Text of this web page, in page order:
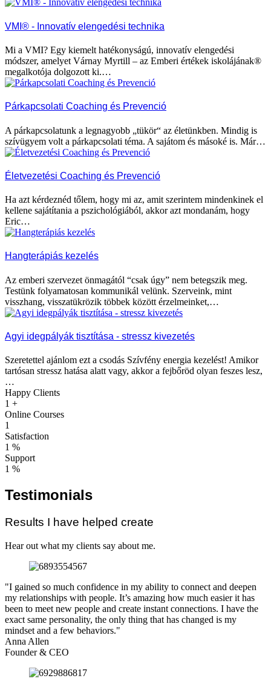
VMI® - Innovatív elengedési technika
Mi a VMI? Egy kiemelt hatékonyságú, innovatív elengedési
módszer, amelyet Várnay Myrtill – az Emberi értékek iskolájának®
megalkotója dolgozott ki.…
Párkapcsolati Coaching és Prevenció
A párkapcsolatunk a legnagyobb „tükör“ az életünkben. Mindig is
szívügyem volt a párkapcsolati téma. A sajátom és másoké is. Már…
Életvezetési Coaching és Prevenció
Ha azt kérdeznéd tőlem, hogy mi az, amit szerintem mindenkinek el
kellene sajátítania a pszichológiából, akkor azt mondanám, hogy
Eric…
Hangterápiás kezelés
Az emberi szervezet önmagától “csak úgy” nem betegszik meg.
Testünk folyamatosan kommunikál velünk. Szerveink, mint
visszhang, visszatükrözik többek között érzelmeinket,…
Agyi idegpályák tisztítása - stressz kivezetés
Szeretettel ajánlom ezt a csodás Szívfény energia kezelést! Amikor
tartósan stressz hatása alatt vagy, akkor a fejbőröd olyan feszes lesz,
…
Happy Clients
1 +
Online Courses
1
Satisfaction
1 %
Support
1 %
Testimonials
Results I have helped create
Hear out what my clients say about me.
"I gained so much confidence in my ability to connect and deepen
my relationships with people. It’s amazing how much easier it has
been to meet new people and create instant connections. I have the
exact same personality, the only thing that has changed is my
mindset and a few behaviors."
Anna Allen
Founder & CEO